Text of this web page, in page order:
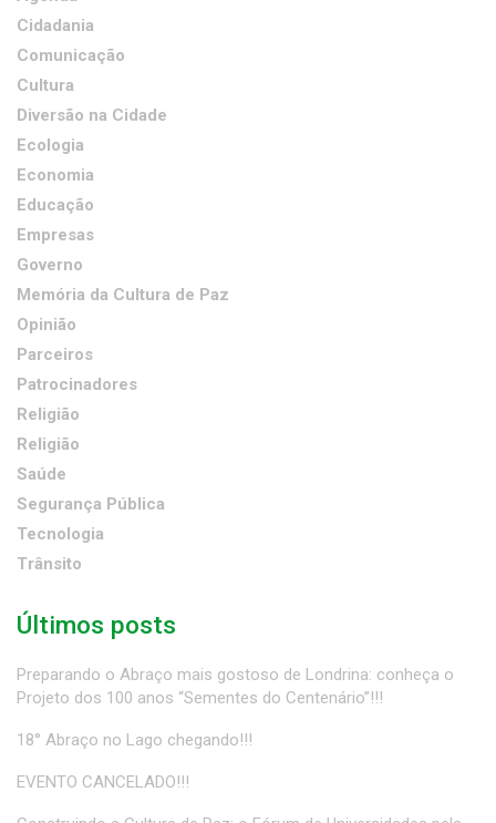
Cidadania
Comunicação
Cultura
Diversão na Cidade
Ecologia
Economia
Educação
Empresas
Governo
Memória da Cultura de Paz
Opinião
Parceiros
Patrocinadores
Religião
Religião
Saúde
Segurança Pública
Tecnologia
Trânsito
Últimos posts
Preparando o Abraço mais gostoso de Londrina: conheça o
Projeto dos 100 anos “Sementes do Centenário”!!!
18° Abraço no Lago chegando!!!
EVENTO CANCELADO!!!